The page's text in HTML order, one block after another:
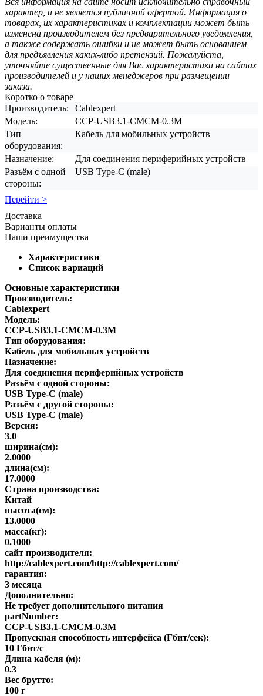
характер, и не является публичной офертой. Информация о
товарах, их характеристиках и комплектации может быть
изменена производителем без предварительного уведомления,
а также содержать ошибки и не может быть основанием
для предъявления каких-либо претензий. Пожалуйста,
уточняйте существенные для Вас характеристики на сайтах
производителей и у наших менеджеров при размещении
заказа.
Коротко о товаре
Производитель:
Cablexpert
Модель:
CCP-USB3.1-CMCM-0.3M
Тип
оборудования:
Кабель для мобильных устройств
Назначение:
Для соединения периферийных устройств
Разъём с одной
стороны:
USB Type-C (male)
Перейти >
Доставка
Варианты оплаты
Наши преимущества
Характеристики
Список вариаций
Основные характеристики
Производитель:
Cablexpert
Модель:
CCP-USB3.1-CMCM-0.3M
Тип оборудования:
Кабель для мобильных устройств
Назначение:
Для соединения периферийных устройств
Разъём с одной стороны:
USB Type-C (male)
Разъём с другой стороны:
USB Type-C (male)
Версия:
3.0
ширина(см):
2.0000
длина(см):
17.0000
Страна производства:
Китай
высота(см):
13.0000
масса(кг):
0.1000
сайт производителя:
http://cablexpert.com/http://cablexpert.com/
гарантия:
3 месяца
Дополнительно:
Не требует дополнительного питания
partNumber:
CCP-USB3.1-CMCM-0.3M
Пропускная способность интерфейса (Гбит/сек):
10 Гбит/с
Длина кабеля (м):
0.3
Вес брутто:
100 г